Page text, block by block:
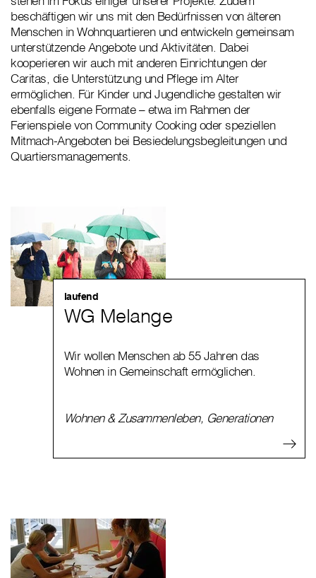
beschäftigen wir uns mit den Bedürfnissen von älteren
Menschen in Wohnquartieren und entwickeln gemeinsam
unterstützende Angebote und Aktivitäten. Dabei
kooperieren wir auch mit anderen Einrichtungen der
Caritas, die Unterstützung und Pflege im Alter
ermöglichen. Für Kinder und Jugendliche gestalten wir
ebenfalls eigene Formate – etwa im Rahmen der
Ferienspiele von Community Cooking oder speziellen
Mitmach-Angeboten bei Besiedelungsbegleitungen und
Quartiersmanagements.
laufend
WG Melange
Wir wollen Menschen ab 55 Jahren das
Wohnen in Gemeinschaft ermöglichen.
Wohnen & Zusammenleben, Generationen